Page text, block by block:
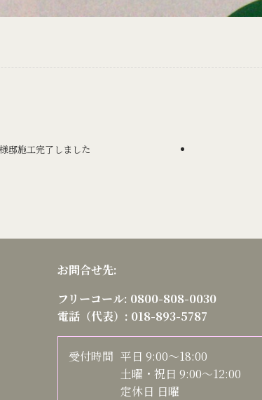
邸施工完了しました
お問合せ先:
フリーコール: 0800-808-0030
電話（代表）: 018-893-5787
受付時間 平日 9:00～18:00
土曜・祝日 9:00～12:00
定休日 日曜